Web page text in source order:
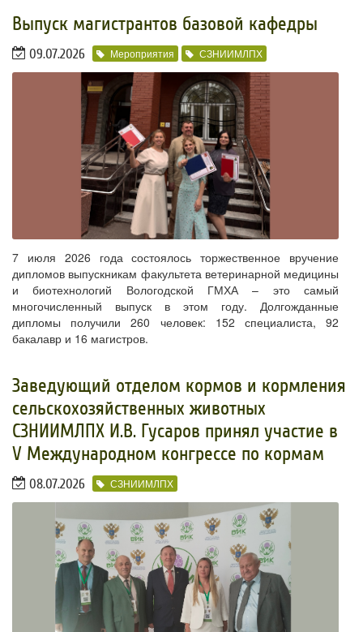
​Выпуск магистрантов базовой кафедры
09.07.2026 Мероприятия СЗНИИМЛПХ
7 июля 2026 года состоялось торжественное вручение
дипломов выпускникам факультета ветеринарной медицины
и биотехнологий Вологодской ГМХА – это самый
многочисленный выпуск в этом году. Долгожданные
дипломы получили 260 человек: 152 специалиста, 92
бакалавр и 16 магистров.
​Заведующий отделом кормов и кормления
сельскохозяйственных животных
СЗНИИМЛПХ И.В. Гусаров принял участие в
V Международном конгрессе по кормам
08.07.2026 СЗНИИМЛПХ